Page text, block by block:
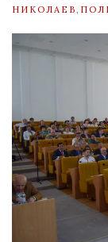
НИКОЛАЕВ